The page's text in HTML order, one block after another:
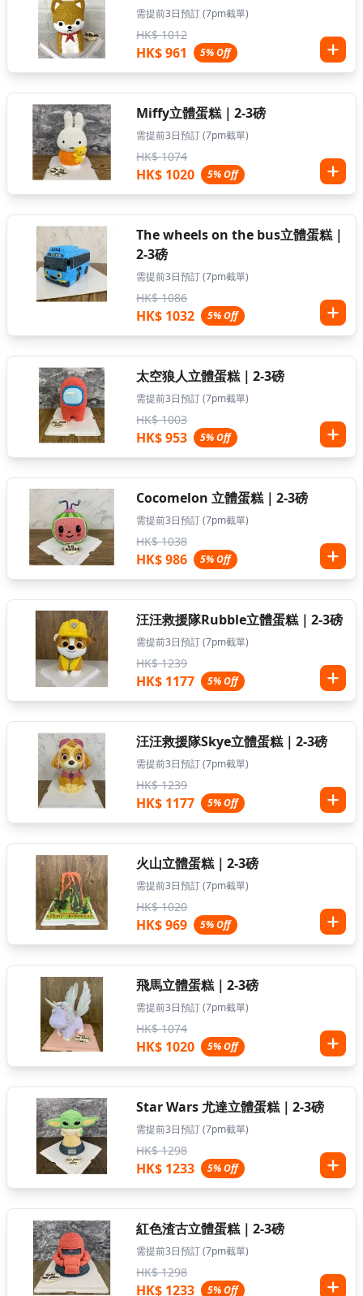
需提前3日預訂 (7pm截單)
HK$ 1012
HK$ 961 5% Off
Miffy立體蛋糕｜2-3磅
需提前3日預訂 (7pm截單)
HK$ 1074
HK$ 1020 5% Off
The wheels on the bus立體蛋糕｜
2-3磅
需提前3日預訂 (7pm截單)
HK$ 1086
HK$ 1032 5% Off
太空狼人立體蛋糕｜2-3磅
需提前3日預訂 (7pm截單)
HK$ 1003
HK$ 953 5% Off
Cocomelon 立體蛋糕｜2-3磅
需提前3日預訂 (7pm截單)
HK$ 1038
HK$ 986 5% Off
汪汪救援隊Rubble立體蛋糕｜2-3磅
需提前3日預訂 (7pm截單)
HK$ 1239
HK$ 1177 5% Off
汪汪救援隊Skye立體蛋糕｜2-3磅
需提前3日預訂 (7pm截單)
HK$ 1239
HK$ 1177 5% Off
火山立體蛋糕｜2-3磅
需提前3日預訂 (7pm截單)
HK$ 1020
HK$ 969 5% Off
飛馬立體蛋糕｜2-3磅
需提前3日預訂 (7pm截單)
HK$ 1074
HK$ 1020 5% Off
Star Wars 尤達立體蛋糕｜2-3磅
需提前3日預訂 (7pm截單)
HK$ 1298
HK$ 1233 5% Off
紅色渣古立體蛋糕｜2-3磅
需提前3日預訂 (7pm截單)
HK$ 1298
HK$ 1233 5% Off